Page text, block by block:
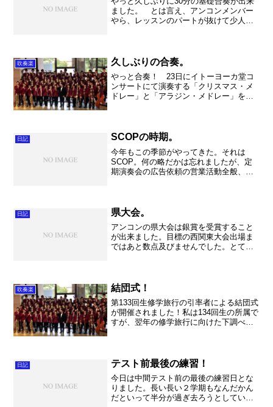
ました。 とは言え、アンコンメンバー
やら、レッスンのパートが抜けて少人数
した。素晴らしい！そ...
吹奏楽 久しぶりの合奏。
やっと合奏！ 23日にイトーヨーカ堂コ
ンサートにて演奏する「クリスマス・メ
ドレー」と「アラジン・メドレー」を合
りませんでした・・・。か...
日記 SCOPの時期。
今年もこの季節がやってきた。それは
SCOP。何の略だかは忘れましたが、定
期演奏会の広告依頼の営業活動全般、そ
期演奏会の成功はありませ...
日記 県大会。
アンコンの県大会は銀賞を受賞すること
が出来ました。目標の西関東大会出場ま
ではあと数点及びませんでした。とても
あった音程はしっかりと改...
吹奏楽 結団式！
第133回生修学旅行の引率者による結団式
が開催されました！私は134回生の所属で
すが、翌年の修学旅行に向けた下調べも
しております。と...
日記 テスト前最後の練習！
今日は中間テスト前の最後の練習日とな
りました。長い長い２学期もなんだかん
だといって半分が過ぎ去ろうとしている